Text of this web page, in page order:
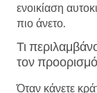
ενοικίαση
πιο άνετο.
Τι
τον
Όταν κάνετε